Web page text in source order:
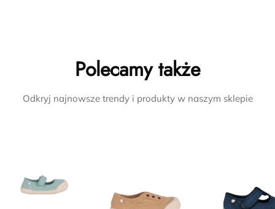
Polecamy także
Odkryj najnowsze trendy i produkty w naszym sklepie